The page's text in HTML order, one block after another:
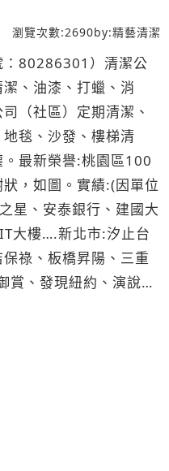
瀏覽次數:2690by:精藝清潔
：80286301）清潔公
、油漆、打蠟、消
（社區）定期清潔、
毯、沙發、樓梯清
最新榮譽:桃園區100
，如圖。實績:(因單位
星、安泰銀行、建國大
大樓….新北市:汐止台
祿、板橋昇陽、三重
賞、發現紐約、演說